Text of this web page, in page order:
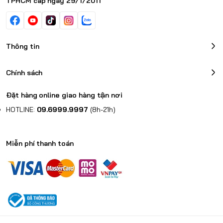
Thông tin
Chính sách
Đặt hàng online giao hàng tận nơi
HOTLINE: 09.6999.9997 (8h-21h)
Miễn phí thanh toán